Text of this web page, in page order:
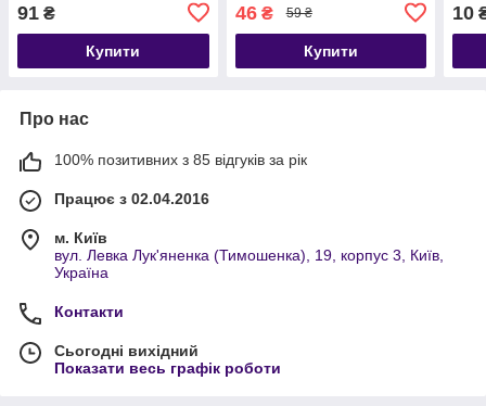
91 ₴
Купити
46₴ 59 ₴
Купити
10
Про нас
100% позитивних з 85 відгуків за рік
Працює з 02.04.2016
м. Київ
вул. Левка Лук'яненка (Тимошенка), 19, корпус 3, Київ,
Україна
Контакти
Сьогодні вихідний
Показати весь графік роботи